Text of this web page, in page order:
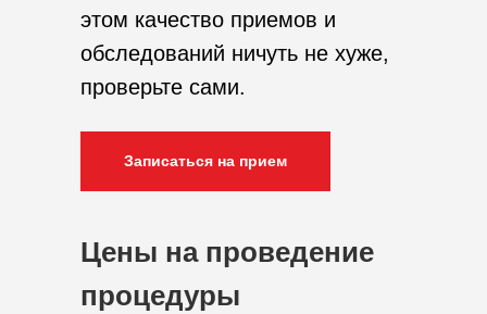
этом качество приемов и
обследований ничуть не хуже,
проверьте сами.
Цены на проведение
процедуры
Записаться на прием